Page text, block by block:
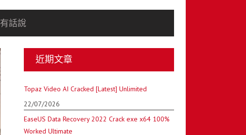
有話說
近期文章
Topaz Video AI Cracked [Latest] Unlimited
22/07/2026
EaseUS Data Recovery 2022 Crack exe x64 100%
Worked Ultimate